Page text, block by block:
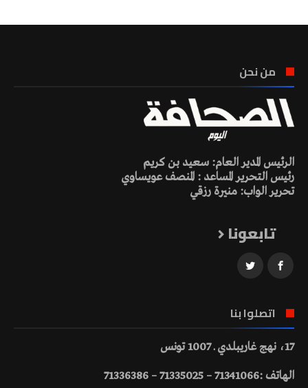
من نحن
الرئيس المدير العام: سعيد بن كريم
رئيس التحرير المساعد : المنصف عويساوي
تحرير الواب: منيرة رزقي
تابعونا
اتصلوا بنا
17، نهج غاريبلدي ـ 1007 تونس
الهاتف :71341066 – 71335025 – 71336386